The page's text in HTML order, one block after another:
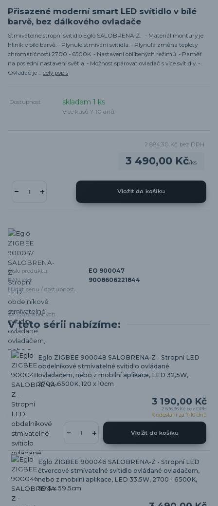
Přisazené moderní smart LED svítidlo v bílé
barvě, bez dálkového ovladače
Stmívatelné stropní svítidlo Eglo SALOBRENA-Z. - Materiál montury je
hliník v bílé barvě. - Plynulé stmívání svítidla. - Plynulá změna teploty
chromatičnosti 2700 - 6500K. - Nastavení oblíbených režimů. - Paměť
na poslední nastavení světla. - Možnost spárovat ovladač s více svítidly. -
Ovladač je ... celý popis
Dostupnost skladem 1 ks
Více kusů 7-10 dnů
3 490,00 Kč/ks
2 884,30 Kč bez DPH
Vložit do košíku
Číslo produktu:
EO 900047
EAN kód:
9008606221844
Hlídat cenu / dostupnost
Do oblíbených
V této sérii nabízíme:
Eglo ZIGBEE 900048 SALOBRENA-Z - Stropní LED
obdelníkové stmívatelné svítidlo ovládané
ovladačem, nebo z mobilní aplikace, LED 32,5W,
2700-6500K, 120 x 10cm
3 190,00 Kč
2 636,36 Kč bez DPH
K odeslání za 7-10 dnů
Vložit do košíku
Eglo ZIGBEE 900046 SALOBRENA-Z - Stropní LED
čtvercové stmívatelné svítidlo ovládané ovladačem,
nebo z mobilní aplikace, LED 33,5W, 2700 - 6500K,
59,5 x 59,5cm